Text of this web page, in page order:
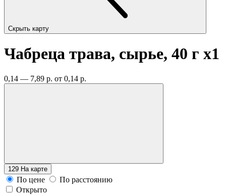
Скрыть карту
Чабреца трава, сырье, 40 г x1
0,14 — 7,89 р. от 0,14 р.
129 На карте
По цене
По расстоянию
Открыто